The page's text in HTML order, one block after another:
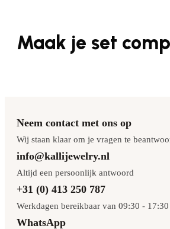
Maak je set
Neem contact met ons op
Wij staan klaar om je vragen te
info@kallijewelry.nl
Altijd een persoonlijk antwoord
+31 (0) 413 250 787
Werkdagen bereikbaar van 09:30 - 17:30
WhatsApp